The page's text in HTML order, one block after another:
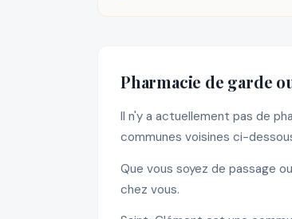
Pharmacie de garde
Il n'y a actuellement pas de
communes voisines ci-
Que vous soyez de passage
chez vous.